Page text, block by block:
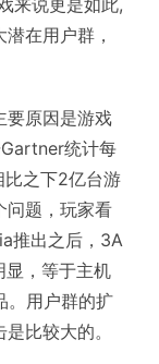
来说更是如此,
在用户群，
要原因是游戏
统计每
之下2亿台游
问题，玩家看
推出之后，3A
显，等于主机
。用户群的扩
比较大的。